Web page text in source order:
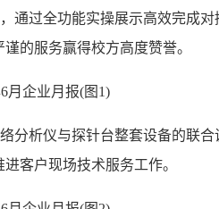
通过全功能实操展示高效完成对
的服务赢得校方高度赞誉。
分析仪与探针台整套设备的联合
客户现场技术服务工作。